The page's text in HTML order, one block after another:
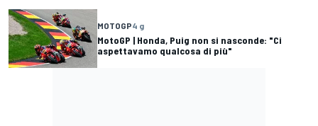
MOTOGP4 g
MotoGP | Honda, Puig non si nasconde: "Ci
aspettavamo qualcosa di più"